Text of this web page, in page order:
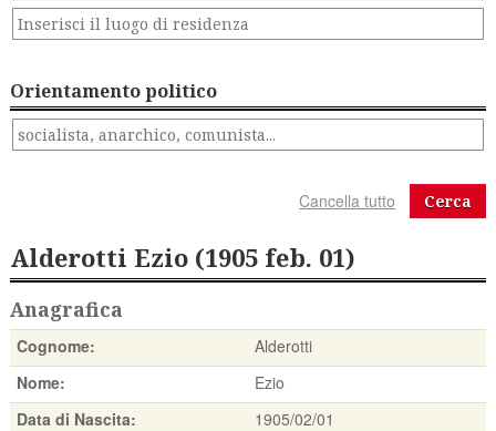
Orientamento politico
Cerca
Alderotti Ezio (1905 feb. 01)
Anagrafica
Cognome:
Alderotti
Nome:
Ezio
Data di Nascita:
1905/02/01